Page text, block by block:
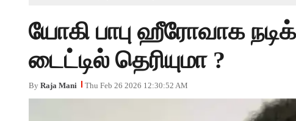
யோகி பாபு ஹீரோவாக
டைட்டில் தெரியுமா ?
By Raja Mani Thu Feb 26 2026 12:30:52 AM